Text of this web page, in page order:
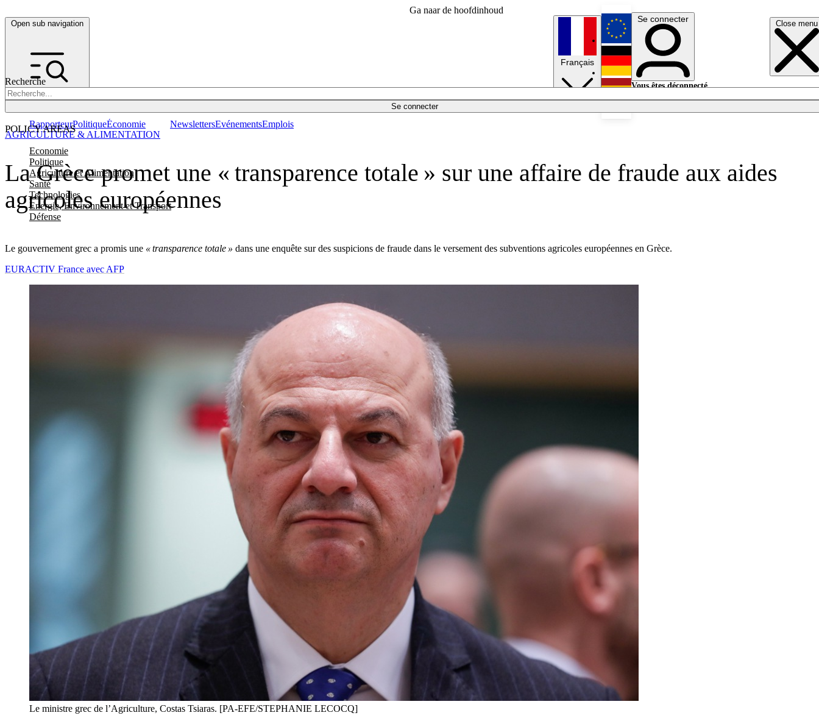
Ga naar de hoofdinhoud
Open sub navigation Close menu
Recherche
Se connecter
POLICY AREAS
Economie
Politique
Agriculture et Alimentation
Santé
Technologies
Energie, Environnement et Transport
Défense
RapporteurPolitiqueÉconomie NewslettersEvénementsEmplois
Français
English
Deutsch
Se connecter
Vous êtes déconnecté.
La Grèce promet une « transparence totale » sur une affaire de fraude aux aides
agricoles européennes
Le gouvernement grec a promis une « transparence totale » dans une enquête sur des suspicions de fraude dans le versement des subventions agricoles européennes en Grèce.
AGRICULTURE & ALIMENTATION
EURACTIV France avec AFP
Le ministre grec de l’Agriculture, Costas Tsiaras. [PA-EFE/STEPHANIE LECOCQ]